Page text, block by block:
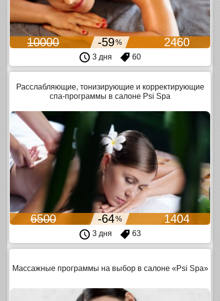
10000 -59% 2460
3 дня 60
Расслабляющие, тонизирующие и корректирующие
спа-программы в салоне Psi Spa
6500 -64% 1404
3 дня 63
Массажные программы на выбор в салоне «Psi Spa»